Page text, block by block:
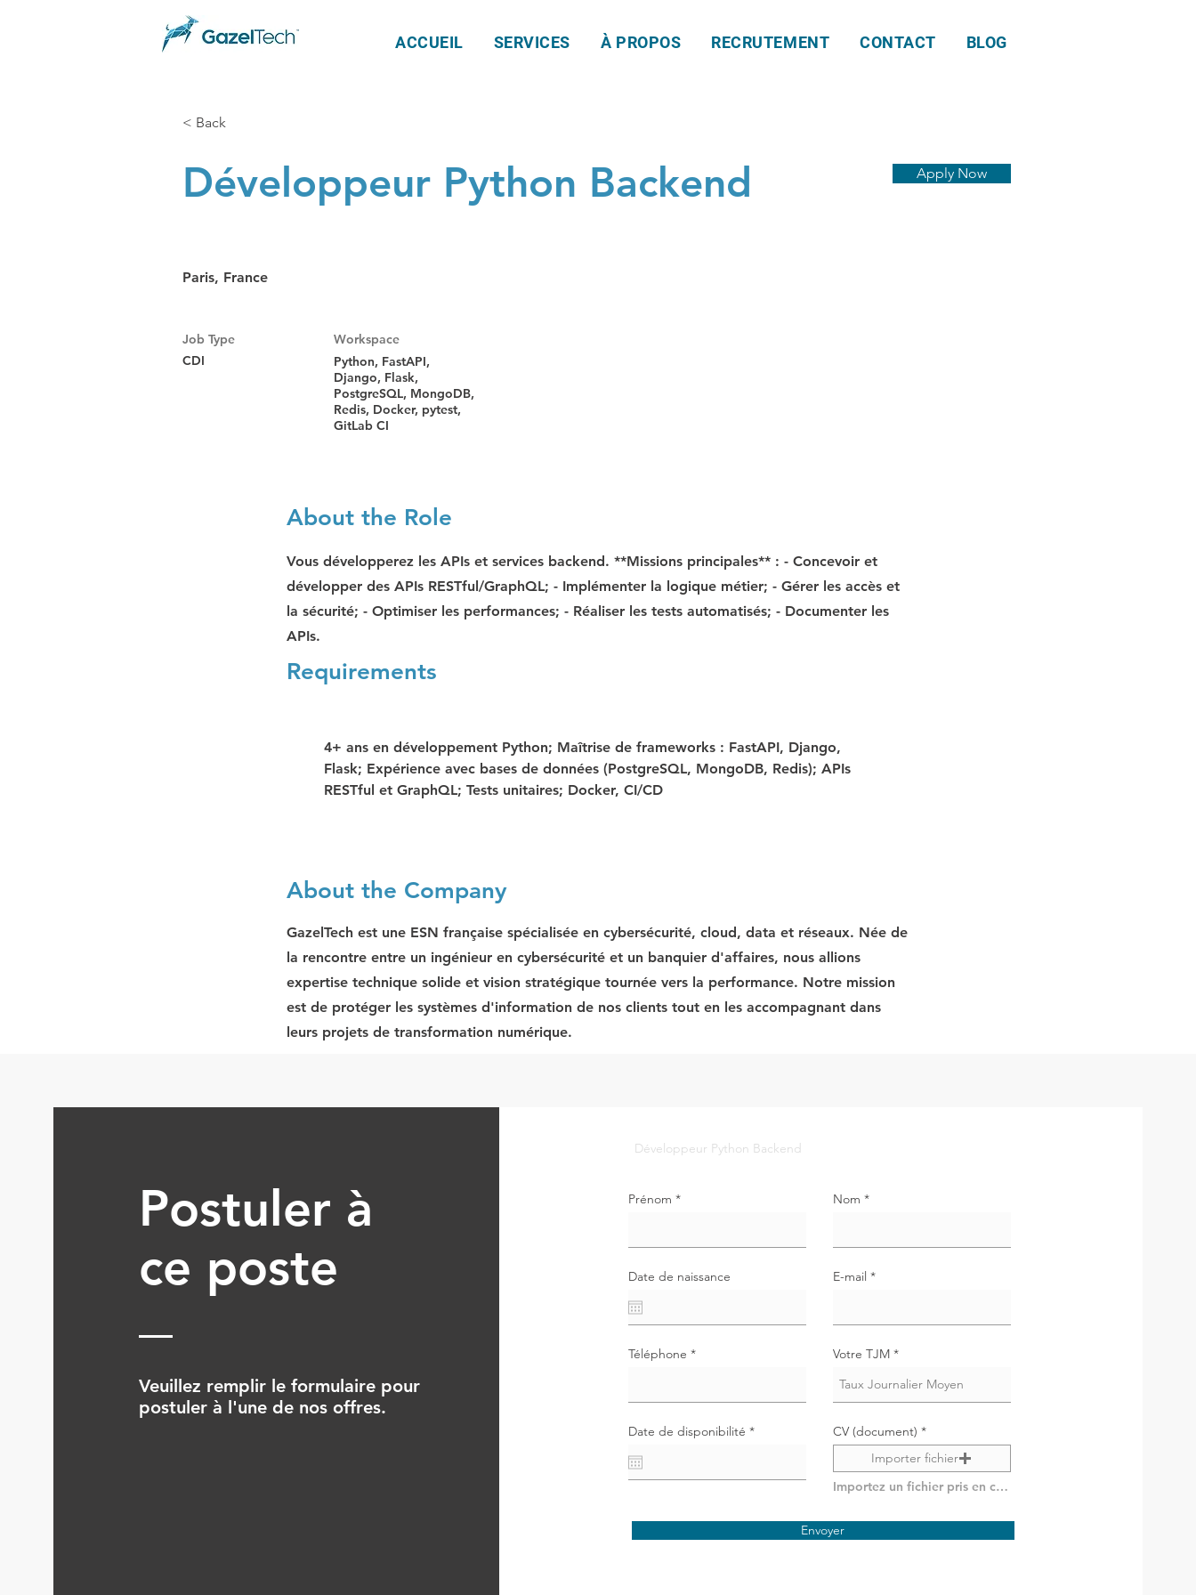
ACCUEIL SERVICES À PROPOS RECRUTEMENT CONTACT BLOG
< Back
Développeur Python Backend Apply Now
Paris, France
Job Type
CDI
Workspace
Python, FastAPI,
Django, Flask,
PostgreSQL, MongoDB,
Redis, Docker, pytest,
GitLab CI
About the Role
Vous développerez les APIs et services backend. **Missions principales** : - Concevoir et
développer des APIs RESTful/GraphQL; - Implémenter la logique métier; - Gérer les accès et
la sécurité; - Optimiser les performances; - Réaliser les tests automatisés; - Documenter les
APIs.
Requirements
4+ ans en développement Python; Maîtrise de frameworks : FastAPI, Django,
Flask; Expérience avec bases de données (PostgreSQL, MongoDB, Redis); APIs
RESTful et GraphQL; Tests unitaires; Docker, CI/CD
About the Company
GazelTech est une ESN française spécialisée en cybersécurité, cloud, data et réseaux. Née de
la rencontre entre un ingénieur en cybersécurité et un banquier d'affaires, nous allions
expertise technique solide et vision stratégique tournée vers la performance. Notre mission
est de protéger les systèmes d'information de nos clients tout en les accompagnant dans
leurs projets de transformation numérique.
Postuler à
ce poste
Veuillez remplir le formulaire pour
postuler à l'une de nos offres.
Prénom Nom
Date de naissance E-mail
Téléphone Votre TJM
Date de disponibilité *r
i
d
CV (document)
Importer fichier
Importez un fichier pris en charge (max. 15 Mo)
Envoyer